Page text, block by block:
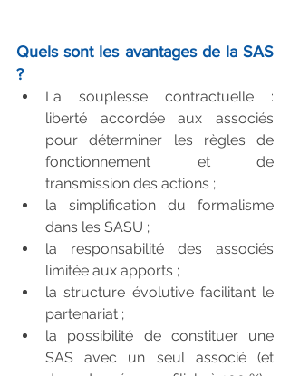
Quels sont les avantages de la SAS
?
La souplesse contractuelle :
liberté accordée aux associés
pour déterminer les règles de
fonctionnement et de
transmission des actions ;
la simplification du formalisme
dans les SASU ;
la responsabilité des associés
limitée aux apports ;
la structure évolutive facilitant le
partenariat ;
la possibilité de constituer une
SAS avec un seul associé (et